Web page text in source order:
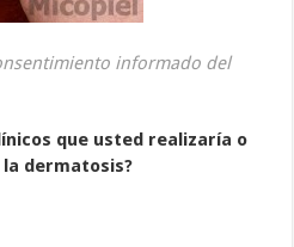
informado del
que usted realizaría o
dermatosis?